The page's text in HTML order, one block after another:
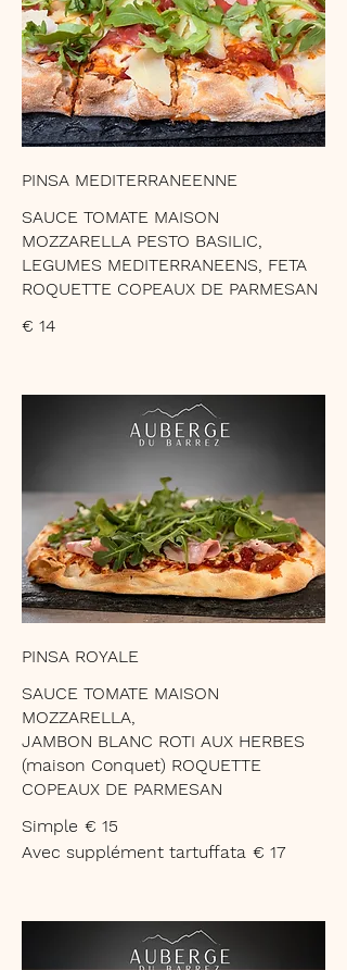
PINSA MEDITERRANEENNE
SAUCE TOMATE MAISON
MOZZARELLA PESTO BASILIC,
LEGUMES MEDITERRANEENS, FETA
ROQUETTE COPEAUX DE PARMESAN
€ 14
PINSA ROYALE
SAUCE TOMATE MAISON
MOZZARELLA,
JAMBON BLANC ROTI AUX HERBES
(maison Conquet) ROQUETTE
COPEAUX DE PARMESAN
Simple € 15
Avec supplément tartuffata € 17